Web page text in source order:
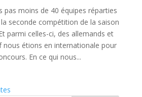
pas moins de 40 équipes réparties
seconde compétition de la saison
parmi celles-ci, des allemands et
nous étions en internationale pour
En ce qui nous...